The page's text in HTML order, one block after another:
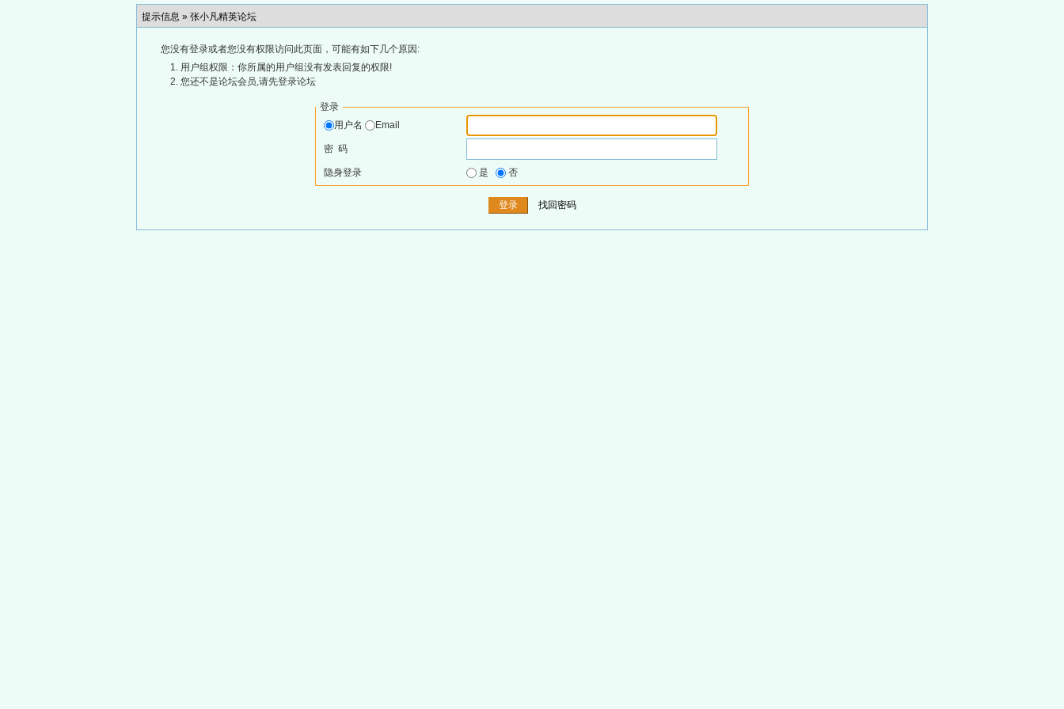
提示信息 » 张小凡精英论坛
您没有登录或者您没有权限访问此页面，可能有如下几个原因:
用户组权限：你所属的用户组没有发表回复的权限!
您还不是论坛会员,请先登录论坛
登录
用户名
Email
密 码
隐身登录 是 否
找回密码